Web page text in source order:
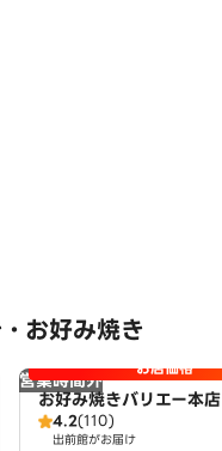
お好み焼き
営業時間外 お店価格
お好み焼きバリエー本店
4.2(110)
出前館がお届け